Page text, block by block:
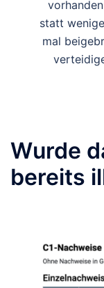
statt
mal
Wurde
bereits